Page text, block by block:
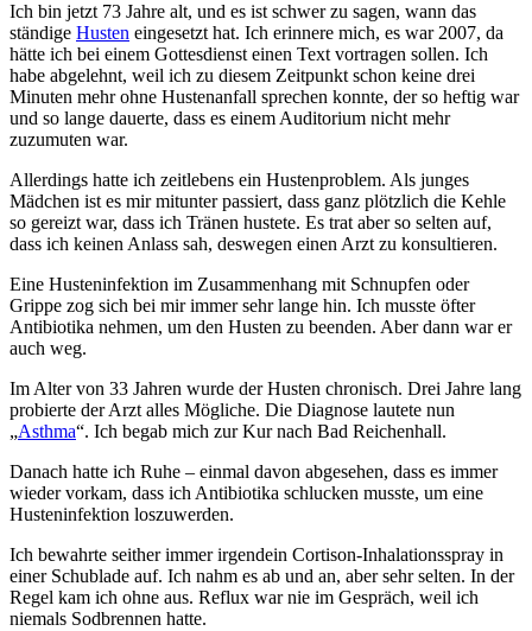
Ich bin jetzt 73 Jahre alt, und es ist schwer zu sagen, wann das
ständige Husten eingesetzt hat. Ich erinnere mich, es war 2007, da
hätte ich bei einem Gottesdienst einen Text vortragen sollen. Ich
habe abgelehnt, weil ich zu diesem Zeitpunkt schon keine drei
Minuten mehr ohne Hustenanfall sprechen konnte, der so heftig war
und so lange dauerte, dass es einem Auditorium nicht mehr
zuzumuten war.
Allerdings hatte ich zeitlebens ein Hustenproblem. Als junges
Mädchen ist es mir mitunter passiert, dass ganz plötzlich die Kehle
so gereizt war, dass ich Tränen hustete. Es trat aber so selten auf,
dass ich keinen Anlass sah, deswegen einen Arzt zu konsultieren.
Eine Husteninfektion im Zusammenhang mit Schnupfen oder
Grippe zog sich bei mir immer sehr lange hin. Ich musste öfter
Antibiotika nehmen, um den Husten zu beenden. Aber dann war er
auch weg.
Im Alter von 33 Jahren wurde der Husten chronisch. Drei Jahre lang
probierte der Arzt alles Mögliche. Die Diagnose lautete nun
„Asthma“. Ich begab mich zur Kur nach Bad Reichenhall.
Danach hatte ich Ruhe – einmal davon abgesehen, dass es immer
wieder vorkam, dass ich Antibiotika schlucken musste, um eine
Husteninfektion loszuwerden.
Ich bewahrte seither immer irgendein Cortison-Inhalationsspray in
einer Schublade auf. Ich nahm es ab und an, aber sehr selten. In der
Regel kam ich ohne aus. Reflux war nie im Gespräch, weil ich
niemals Sodbrennen hatte.